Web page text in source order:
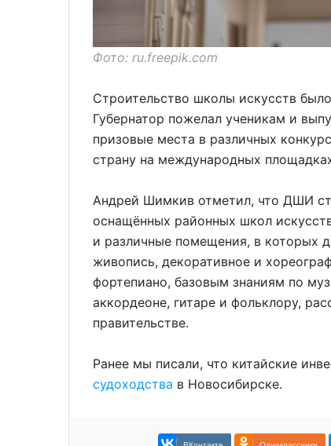
Фото: ru.freepik.com
Строительство школы искусств
Губернатор пожелал ученикам и
призовые места в различных
страну на международных
Андрей Шимкив отметил, что ДШИ
оснащённых районных школ
и различные помещения, в которых
живопись, декоративное и
фортепиано, базовым знаниям по
аккордеоне, гитаре и фольклору,
правительстве.
Ранее мы писали, что китайские
судоходства в Новосибирске.